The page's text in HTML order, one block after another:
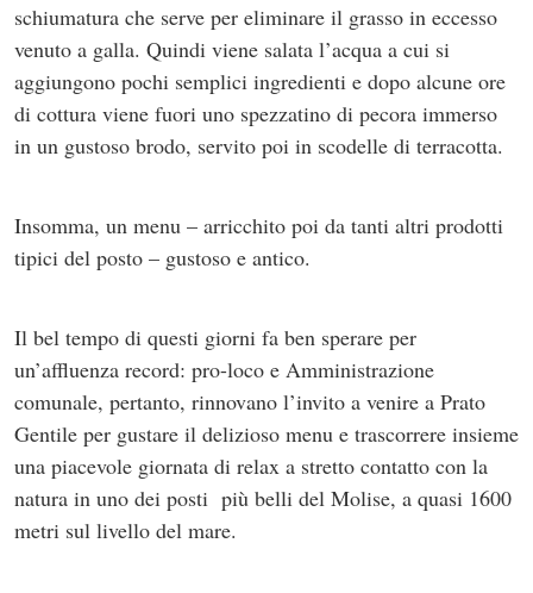
schiumatura che serve per eliminare il grasso in eccesso
venuto a galla. Quindi viene salata l’acqua a cui si
aggiungono pochi semplici ingredienti e dopo alcune ore
di cottura viene fuori uno spezzatino di pecora immerso
in un gustoso brodo, servito poi in scodelle di terracotta.
Insomma, un menu – arricchito poi da tanti altri prodotti
tipici del posto – gustoso e antico.
Il bel tempo di questi giorni fa ben sperare per
un’affluenza record: pro-loco e Amministrazione
comunale, pertanto, rinnovano l’invito a venire a Prato
Gentile per gustare il delizioso menu e trascorrere insieme
una piacevole giornata di relax a stretto contatto con la
natura in uno dei posti più belli del Molise, a quasi 1600
metri sul livello del mare.